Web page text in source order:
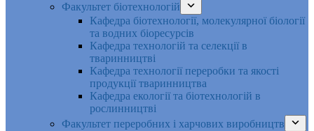
Факультет біотехнологій
Кафедра біотехнології, молекулярної біології
та водних біоресурсів
Кафедра технологій та селекції в
тваринництві
Кафедра технології переробки та якості
продукції тваринництва
Кафедра екології та біотехнологій в
рослинництві
Факультет переробних і харчових виробництв